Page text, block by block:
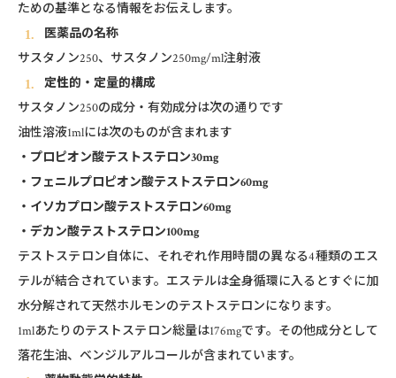
ための基準となる情報をお伝えします。
医薬品の名称
サスタノン250、サスタノン250mg/ml注射液
定性的・定量的構成
サスタノン250の成分・有効成分は次の通りです
油性溶液1mlには次のものが含まれます
・プロピオン酸テストステロン30mg
・フェニルプロピオン酸テストステロン60mg
・イソカプロン酸テストステロン60mg
・デカン酸テストステロン100mg
テストステロン自体に、それぞれ作用時間の異なる4種類のエス
テルが結合されています。エステルは全身循環に入るとすぐに加
水分解されて天然ホルモンのテストステロンになります。
1mlあたりのテストステロン総量は176mgです。その他成分として
落花生油、ベンジルアルコールが含まれています。